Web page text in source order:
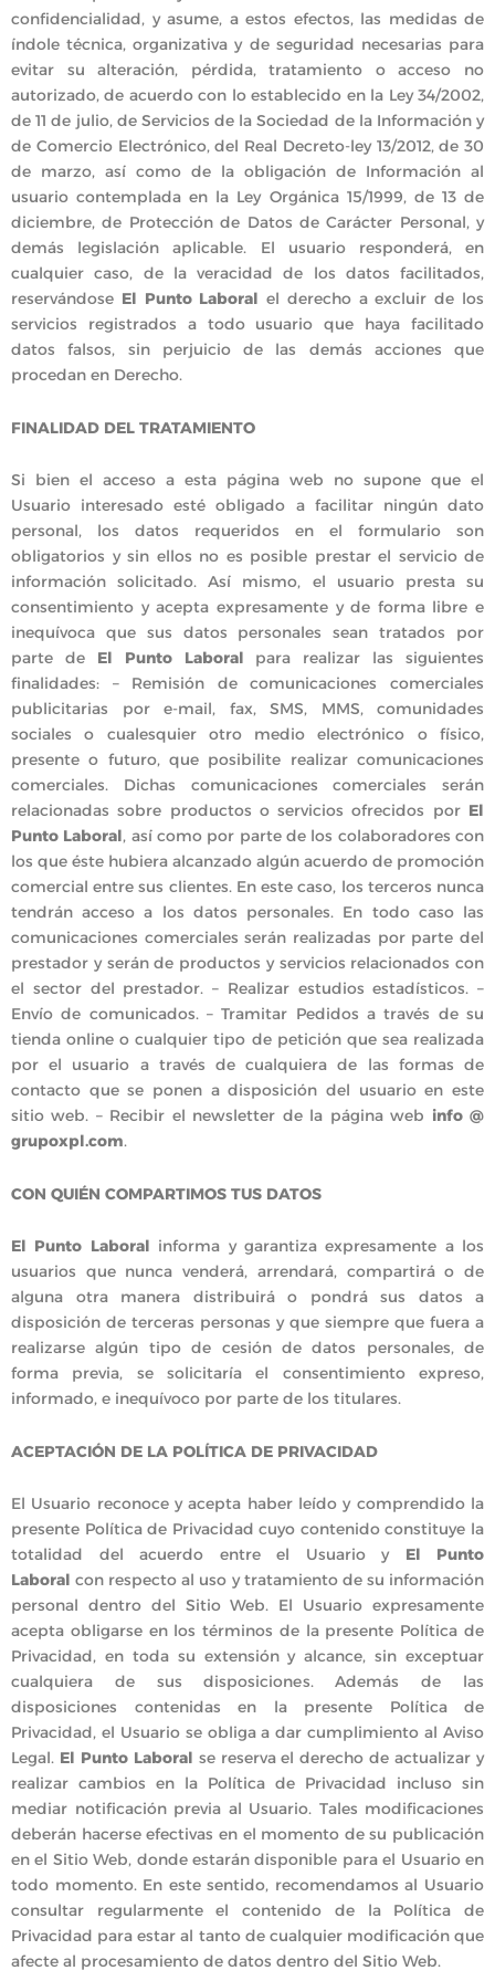
confidencialidad, y asume, a estos efectos, las medidas de
índole técnica, organizativa y de seguridad necesarias para
evitar su alteración, pérdida, tratamiento o acceso no
autorizado, de acuerdo con lo establecido en la Ley 34/2002,
de 11 de julio, de Servicios de la Sociedad de la Información y
de Comercio Electrónico, del Real Decreto-ley 13/2012, de 30
de marzo, así como de la obligación de Información al
usuario contemplada en la Ley Orgánica 15/1999, de 13 de
diciembre, de Protección de Datos de Carácter Personal, y
demás legislación aplicable. El usuario responderá, en
cualquier caso, de la veracidad de los datos facilitados,
reservándose El Punto Laboral el derecho a excluir de los
servicios registrados a todo usuario que haya facilitado
datos falsos, sin perjuicio de las demás acciones que
procedan en Derecho.
FINALIDAD DEL TRATAMIENTO
Si bien el acceso a esta página web no supone que el
Usuario interesado esté obligado a facilitar ningún dato
personal, los datos requeridos en el formulario son
obligatorios y sin ellos no es posible prestar el servicio de
información solicitado. Así mismo, el usuario presta su
consentimiento y acepta expresamente y de forma libre e
inequívoca que sus datos personales sean tratados por
parte de El Punto Laboral para realizar las siguientes
finalidades: – Remisión de comunicaciones comerciales
publicitarias por e-mail, fax, SMS, MMS, comunidades
sociales o cualesquier otro medio electrónico o físico,
presente o futuro, que posibilite realizar comunicaciones
comerciales. Dichas comunicaciones comerciales serán
relacionadas sobre productos o servicios ofrecidos por El
Punto Laboral, así como por parte de los colaboradores con
los que éste hubiera alcanzado algún acuerdo de promoción
comercial entre sus clientes. En este caso, los terceros nunca
tendrán acceso a los datos personales. En todo caso las
comunicaciones comerciales serán realizadas por parte del
prestador y serán de productos y servicios relacionados con
el sector del prestador. – Realizar estudios estadísticos. –
Envío de comunicados. – Tramitar Pedidos a través de su
tienda online o cualquier tipo de petición que sea realizada
por el usuario a través de cualquiera de las formas de
contacto que se ponen a disposición del usuario en este
sitio web. – Recibir el newsletter de la página web info @
grupoxpl.com.
CON QUIÉN COMPARTIMOS TUS DATOS
El Punto Laboral informa y garantiza expresamente a los
usuarios que nunca venderá, arrendará, compartirá o de
alguna otra manera distribuirá o pondrá sus datos a
disposición de terceras personas y que siempre que fuera a
realizarse algún tipo de cesión de datos personales, de
forma previa, se solicitaría el consentimiento expreso,
informado, e inequívoco por parte de los titulares.
ACEPTACIÓN DE LA POLÍTICA DE PRIVACIDAD
El Usuario reconoce y acepta haber leído y comprendido la
presente Política de Privacidad cuyo contenido constituye la
totalidad del acuerdo entre el Usuario y El Punto
Laboral con respecto al uso y tratamiento de su información
personal dentro del Sitio Web. El Usuario expresamente
acepta obligarse en los términos de la presente Política de
Privacidad, en toda su extensión y alcance, sin exceptuar
cualquiera de sus disposiciones. Además de las
disposiciones contenidas en la presente Política de
Privacidad, el Usuario se obliga a dar cumplimiento al Aviso
Legal. El Punto Laboral se reserva el derecho de actualizar y
realizar cambios en la Política de Privacidad incluso sin
mediar notificación previa al Usuario. Tales modificaciones
deberán hacerse efectivas en el momento de su publicación
en el Sitio Web, donde estarán disponible para el Usuario en
todo momento. En este sentido, recomendamos al Usuario
consultar regularmente el contenido de la Política de
Privacidad para estar al tanto de cualquier modificación que
afecte al procesamiento de datos dentro del Sitio Web.